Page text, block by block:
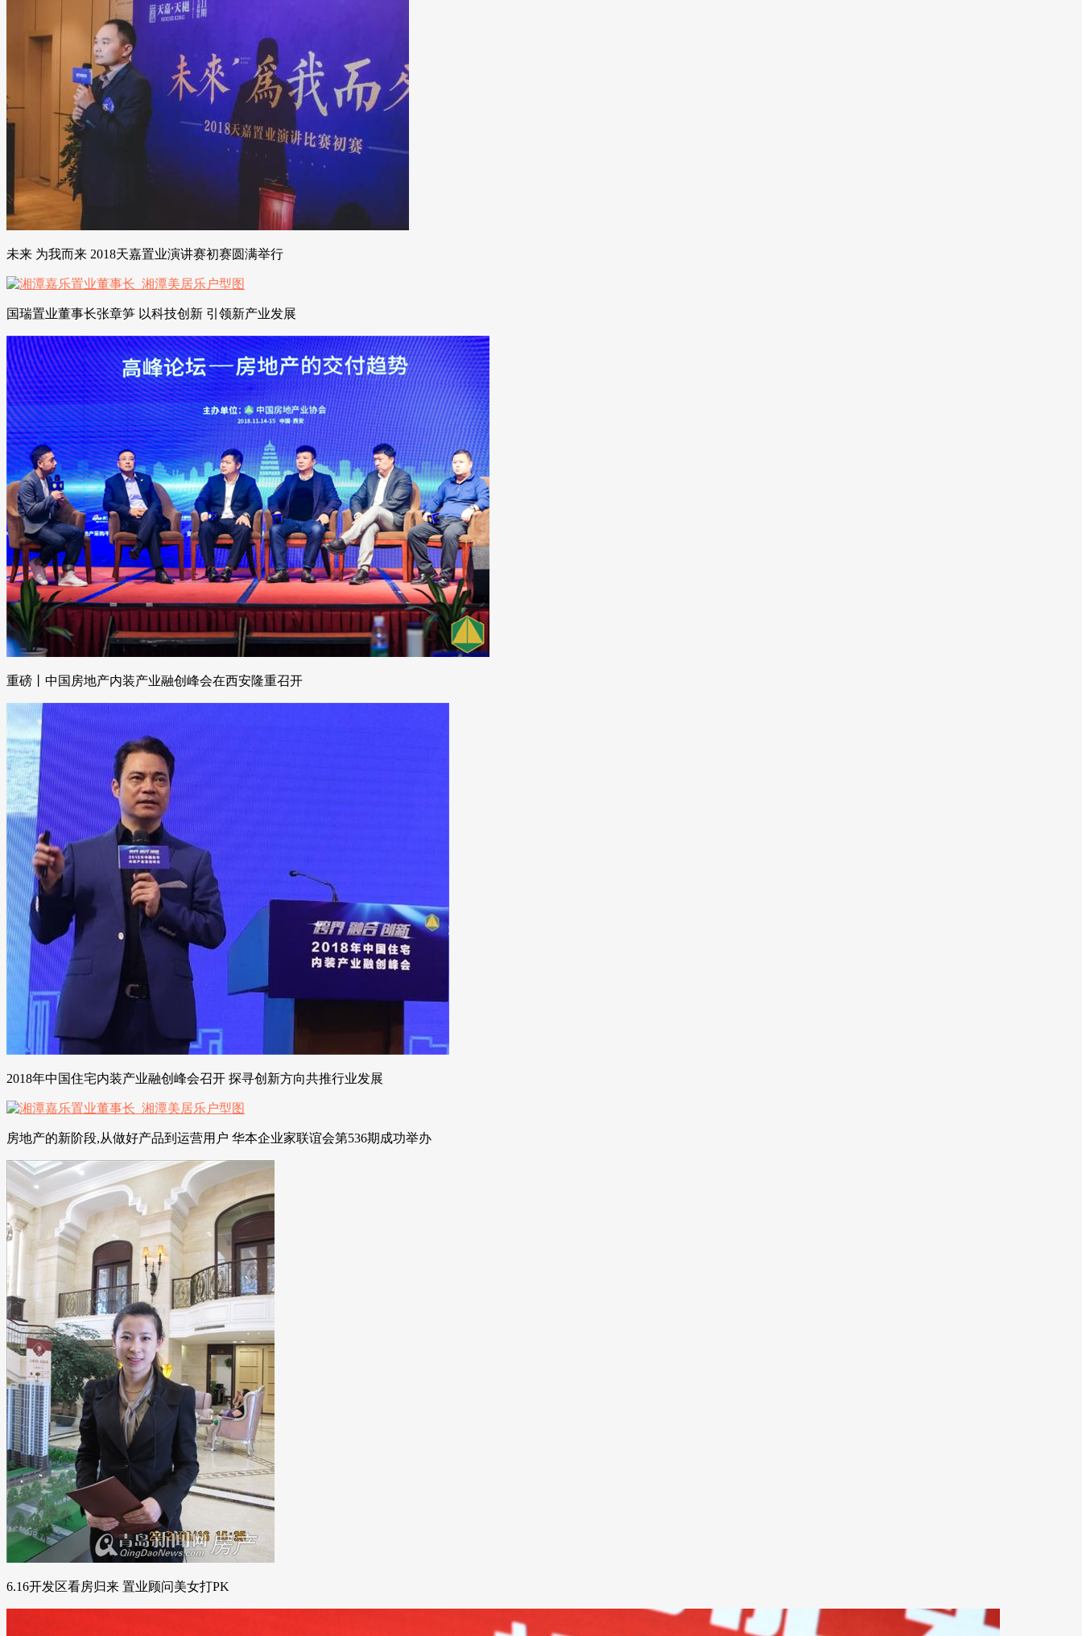
未来 为我而来 2018天嘉置业演讲赛初赛圆满举行
国瑞置业董事长张章笋 以科技创新 引领新产业发展
重磅丨中国房地产内装产业融创峰会在西安隆重召开
2018年中国住宅内装产业融创峰会召开 探寻创新方向共推行业发展
房地产的新阶段,从做好产品到运营用户 华本企业家联谊会第536期成功举办
6.16开发区看房归来 置业顾问美女打PK